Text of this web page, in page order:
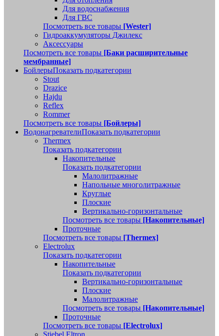
Для водоснабжения
Для ГВС
Посмотреть все товары [Wester]
Гидроаккумуляторы Джилекс
Аксессуары
Посмотреть все товары [Баки расширительные
мембранные]
БойлерыПоказать подкатегории
Stout
Drazice
Hajdu
Reflex
Rommer
Посмотреть все товары [Бойлеры]
ВодонагревателиПоказать подкатегории
Thermex
Показать подкатегории
Накопительные
Показать подкатегории
Малолитражные
Напольные многолитражные
Круглые
Плоские
Вертикально-горизонтальные
Посмотреть все товары [Накопительные]
Проточные
Посмотреть все товары [Thermex]
Electrolux
Показать подкатегории
Накопительные
Показать подкатегории
Вертикально-горизонтальные
Плоские
Малолитражные
Посмотреть все товары [Накопительные]
Проточные
Посмотреть все товары [Electrolux]
Stiebel Eltron